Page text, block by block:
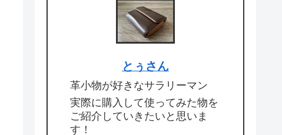
とぅさん
革小物が好きなサラリーマン
実際に購入して使ってみた物を
ご紹介していきたいと思いま
す！